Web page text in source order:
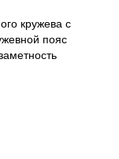
кружева с
пояс